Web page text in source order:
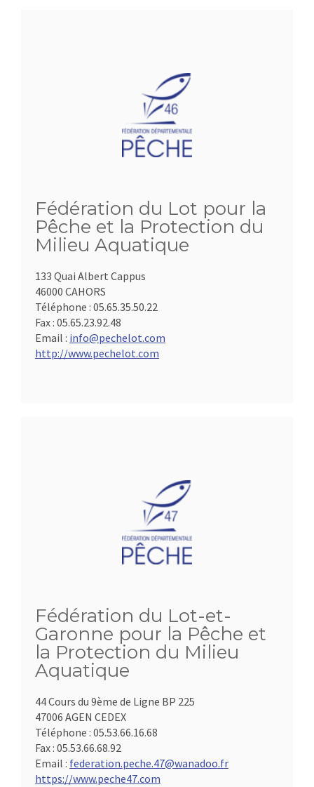
Fédération du Lot pour la
Pêche et la Protection du
Milieu Aquatique
133 Quai Albert Cappus
46000 CAHORS
Téléphone : 05.65.35.50.22
Fax : 05.65.23.92.48
Email : info@pechelot.com
http://www.pechelot.com
Fédération du Lot-et-
Garonne pour la Pêche et
la Protection du Milieu
Aquatique
44 Cours du 9ème de Ligne BP 225
47006 AGEN CEDEX
Téléphone : 05.53.66.16.68
Fax : 05.53.66.68.92
Email : federation.peche.47@wanadoo.fr
https://www.peche47.com